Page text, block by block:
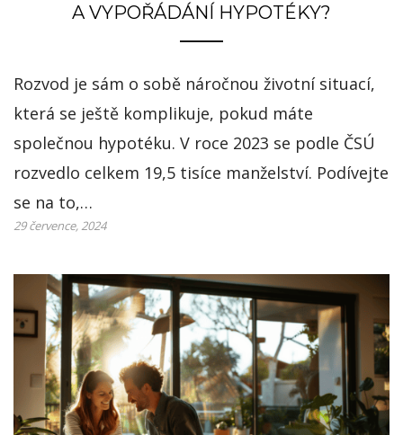
A VYPOŘÁDÁNÍ HYPOTÉKY?
Rozvod je sám o sobě náročnou životní situací,
která se ještě komplikuje, pokud máte
společnou hypotéku. V roce 2023 se podle ČSÚ
rozvedlo celkem 19,5 tisíce manželství. Podívejte
se na to,…
29 července, 2024